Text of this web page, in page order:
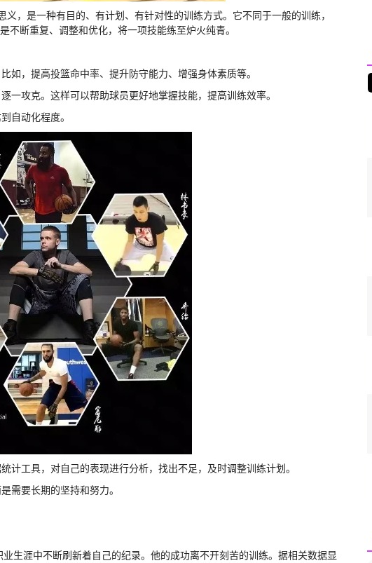
，是一种有目的、有计划、有针对性的训练方式。它不同于一般的训练，
不断重复、调整和优化，将一项技能练至炉火纯青。
如，提高投篮命中率、提升防守能力、增强身体素质等。
一攻克。这样可以帮助球员更好地掌握技能，提高训练效率。
自动化程度。
计工具，对自己的表现进行分析，找出不足，及时调整训练计划。
需要长期的坚持和努力。
生涯中不断刷新着自己的纪录。他的成功离不开刻苦的训练。据相关数据显